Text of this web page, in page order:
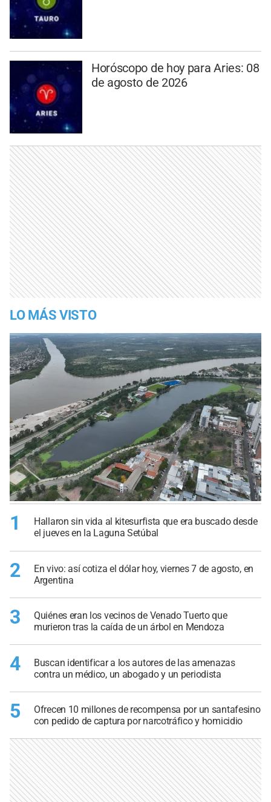
Horóscopo de hoy para Aries: 08
de agosto de 2026
LO MÁS VISTO
1
Hallaron sin vida al kitesurfista que era buscado desde
el jueves en la Laguna Setúbal
2
En vivo: así cotiza el dólar hoy, viernes 7 de agosto, en
Argentina
3
Quiénes eran los vecinos de Venado Tuerto que
murieron tras la caída de un árbol en Mendoza
4
Buscan identificar a los autores de las amenazas
contra un médico, un abogado y un periodista
5
Ofrecen 10 millones de recompensa por un santafesino
con pedido de captura por narcotráfico y homicidio